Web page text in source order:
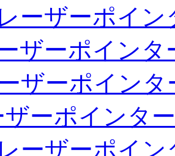
ーザーポイン
ザーポインタ
ザーポインタ
ザーポインター
ーザーポイン